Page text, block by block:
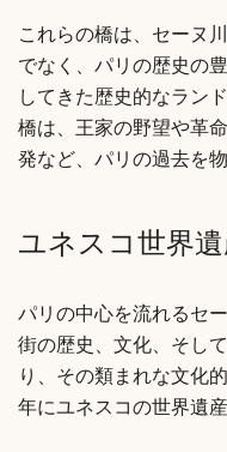
これらの橋は、セーヌ
でなく、パリの歴史の
してきた歴史的なラン
橋は、王家の野望や革
発など、パリの過去を
ユネスコ世界
パリの中心を流れるセ
街の歴史、文化、そし
り、その類まれな文化
年にユネスコの世界遺